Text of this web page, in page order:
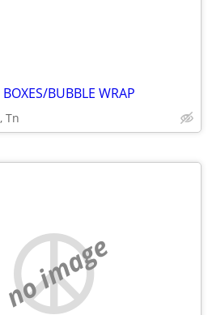
BUBBLE WRAP
Tn
no image